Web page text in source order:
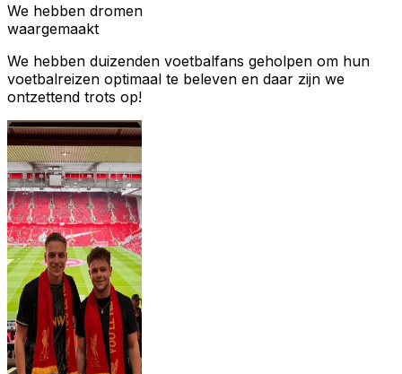
We hebben dromen
waargemaakt
We hebben duizenden voetbalfans geholpen om hun
voetbalreizen optimaal te beleven en daar zijn we
ontzettend trots op!